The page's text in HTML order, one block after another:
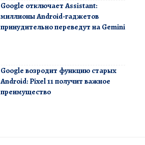
Google отключает Assistant:
миллионы Android-гаджетов
принудительно переведут на Gemini
Google возродит функцию старых
Android: Pixel 11 получит важное
преимущество